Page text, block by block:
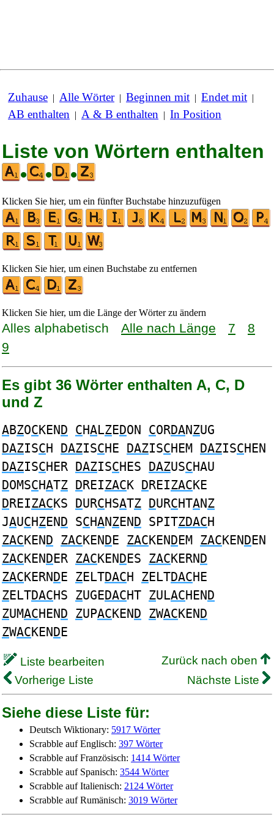
Zuhause | Alle Wörter| Beginnen mit | Endet mit |
AB enthalten | A & B enthalten | In Position
Liste von Wörtern enthalten
•
• •
Klicken Sie hier, um ein fünfter Buchstabe hinzuzufügen
Klicken Sie hier, um einen Buchstabe zu entfernen
Klicken Sie hier, um die Länge der Wörter zu ändern
Alles alphabetisch Alle nach Länge 7
8
9
Es gibt 36 Wörter enthalten A, C, D
und Z
ABZOCKEND CHALZEDON CORDANZUG
DAZISCH DAZISCHE DAZISCHEM DAZISCHEN
DAZISCHER DAZISCHES DAZUSCHAU
DOMSCHATZ DREIZACK DREIZACKE
DREIZACKS DURCHSATZ DURCHTANZ
JAUCHZEND SCHANZEND SPITZDACH
ZACKEND ZACKENDE ZACKENDEM ZACKENDEN
ZACKENDER ZACKENDES ZACKERND
ZACKERNDE ZELTDACH ZELTDACHE
ZELTDACHS ZUGEDACHT ZULACHEND
ZUMACHEND ZUPACKEND ZWACKEND
ZWACKENDE
Liste bearbeiten
Zurück nach oben
Vorherige Liste
Nächste Liste
Siehe diese Liste für:
Deutsch Wiktionary: 5917 Wörter
Scrabble auf Englisch: 397 Wörter
Scrabble auf Französisch: 1414 Wörter
Scrabble auf Spanisch: 3544 Wörter
Scrabble auf Italienisch: 2124 Wörter
Scrabble auf Rumänisch: 3019 Wörter